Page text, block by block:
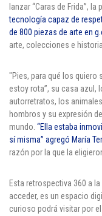
lanzar “Caras de Frida”,
tecnología capaz de
de 800 piezas de arte en
arte, colecciones e
"Pies, para qué los quiero
estoy rota”, su casa azul,
autorretratos, los
hombros y su expresión
mundo. “Ella estaba
sí misma” agregó María
razón por la que la
Esta retrospectiva 360 a
acceder, es un espacio
curioso podrá visitar por
Cl